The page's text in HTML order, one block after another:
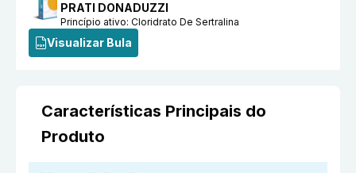
PRATI DONADUZZI
Princípio ativo:Cloridrato De Sertralina
Visualizar Bula
Características Principais do
Produto